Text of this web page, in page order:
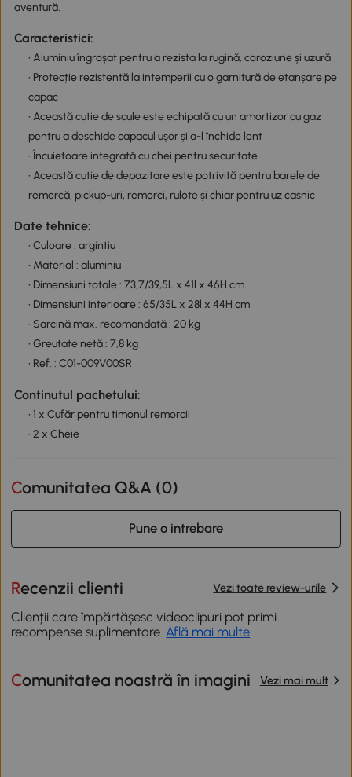
aventură.
Caracteristici:
• Aluminiu îngroșat pentru a rezista la rugină, coroziune și uzură
• Protecție rezistentă la intemperii cu o garnitură de etanșare pe
capac
• Această cutie de scule este echipată cu un amortizor cu gaz
pentru a deschide capacul ușor și a-l închide lent
• Încuietoare integrată cu chei pentru securitate
• Această cutie de depozitare este potrivită pentru barele de
remorcă, pickup-uri, remorci, rulote și chiar pentru uz casnic
Date tehnice:
• Culoare : argintiu
• Material : aluminiu
• Dimensiuni totale : 73,7/39,5L x 41l x 46H cm
• Dimensiuni interioare : 65/35L x 28l x 44H cm
• Sarcină max. recomandată : 20 kg
• Greutate netă : 7,8 kg
• Ref. : C01-009V00SR
Continutul pachetului:
• 1 x Cufăr pentru timonul remorcii
• 2 x Cheie
Comunitatea Q&A (0)
Pune o intrebare
Recenzii clienti Vezi toate review-urile
Clienții care împărtășesc videoclipuri pot primi
recompense suplimentare. Află mai multe.
Comunitatea noastră în imagini Vezi mai mult